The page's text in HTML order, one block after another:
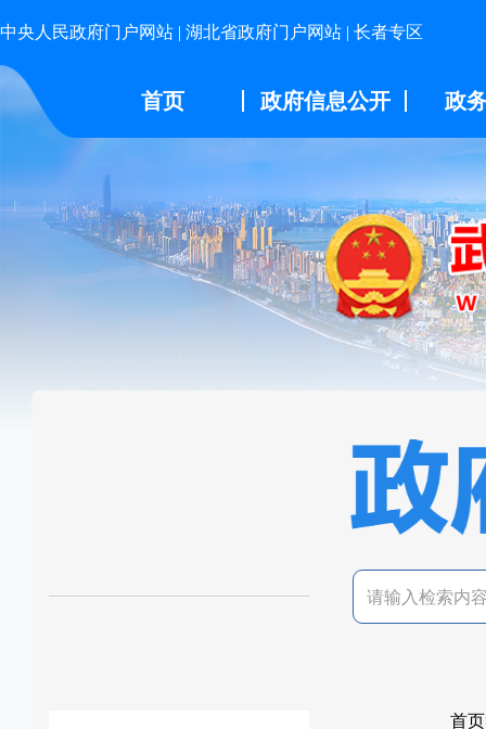
中央人民政府门户网站 | 湖北省政府门户网站 | 长者专区
首页 政府信息公开 政
首页